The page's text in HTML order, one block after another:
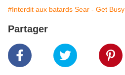
#Interdit aux batards Sear - Get Busy
Partager